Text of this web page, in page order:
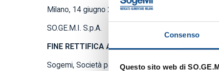
Consenso
Questo sito web di
Milano, 14 giugno 2024
SO.GE.M.I. S.p.A.
FINE RETTIFICA AVVISO
Sogemi, Società partecipata dal Comune di